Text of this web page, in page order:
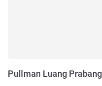
Pullman Luang Prabang